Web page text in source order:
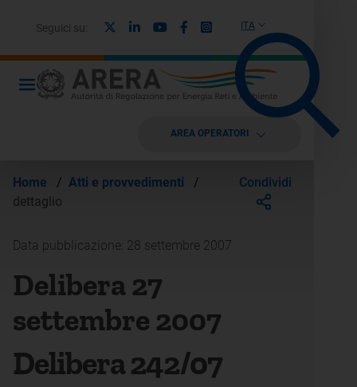
ITA
Seguici su: LinkedinYoutubeFacebook
Instagram
AREA OPERATORI
Home / Atti e provvedimenti
/
dettaglio
Condividi
Data pubblicazione: 28 settembre 2007
Delibera 27
settembre 2007
Delibera 242/07